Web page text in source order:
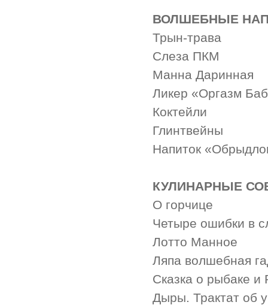
ВОЛШЕБНЫЕ
Трын-трава
Слеза ПКМ
Манна Даринная
Ликер «Оргазм
Коктейли
Глинтвейны
Напиток
КУЛИНАРНЫЕ
О горчице
Четыре ошибки в
Лотто Манное
Ляпа волшебная
Сказка о рыбаке и
Дыры. Трактат об